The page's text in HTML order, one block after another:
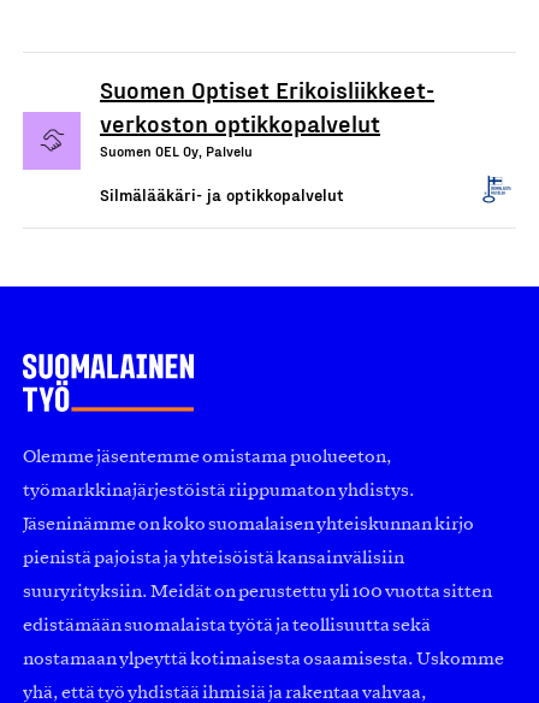
Suomen Optiset Erikoisliikkeet-
verkoston optikkopalvelut
Suomen OEL Oy, Palvelu
Silmälääkäri- ja optikkopalvelut
Olemme jäsentemme omistama puolueeton,
työmarkkinajärjestöistä riippumaton yhdistys.
Jäseninämme on koko suomalaisen yhteiskunnan kirjo
pienistä pajoista ja yhteisöistä kansainvälisiin
suuryrityksiin. Meidät on perustettu yli 100 vuotta sitten
edistämään suomalaista työtä ja teollisuutta sekä
nostamaan ylpeyttä kotimaisesta osaamisesta. Uskomme
yhä, että työ yhdistää ihmisiä ja rakentaa vahvaa,